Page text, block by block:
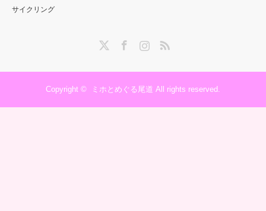
サイクリング
InstagramRSS
Copyright © ミホとめぐる尾道 All rights reserved.